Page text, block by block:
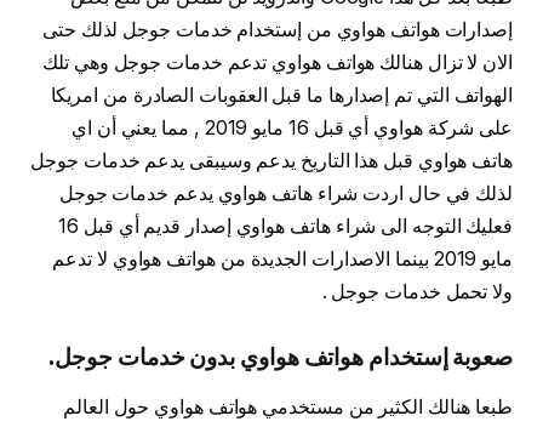
إصدارات هواتف هواوي من إستخدام خدمات جوجل لذلك حتى
الان لا تزال هنالك هواتف هواوي تدعم خدمات جوجل وهي تلك
الهواتف التي تم إصدارها ما قبل العقوبات الصادرة من امريكا
على شركة هواوي أي قبل 16 مايو 2019 , مما يعني أن اي
هاتف هواوي قبل هذا التاريخ يدعم وسيبقى يدعم خدمات جوجل
لذلك في حال اردت شراء هاتف هواوي يدعم خدمات جوجل
فعليك التوجه الى شراء هاتف هواوي إصدار قديم أي قبل 16
مايو 2019 بينما الاصدارات الجديدة من هواتف هواوي لا تدعم
ولا تحمل خدمات جوجل .
صعوبة إستخدام هواتف هواوي بدون خدمات جوجل.
طبعا هنالك الكثير من مستخدمي هواتف هواوي حول العالم